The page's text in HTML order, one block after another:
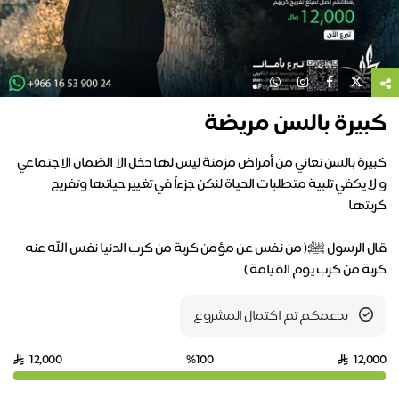
كبيرة بالسن مريضة
كبيرة بالسن تعاني من أمراض مزمنة ليس لها دخل الا الضمان الاجتماعي
و لا يكفي تلبية متطلبات الحياة لنكن جزءاً في تغيير حياتها وتفريج
قال الرسول ﷺ:( من نفس عن مؤمن كربة من كرب الدنيا نفس الله عنه
كربة من كرب يوم القيامة )
بدعمكم تم اكتمال المشروع
12,000
%100
12,000